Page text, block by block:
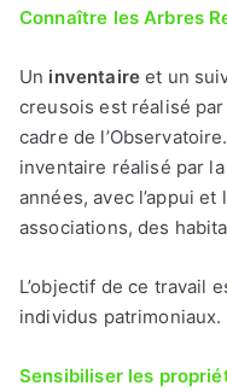
Connaître les Arbres
Un inventaireet un
creusois est réalisé
cadre de
inventaire réalisé par
années, avec l’appui
associations, des
L’objectif de ce travail
individus patrimoniaux.
Sensibiliser les